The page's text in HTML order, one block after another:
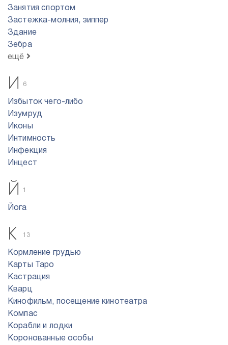
Занятия спортом
Застежка-молния, зиппер
Здание
Зебра
ещё
И 6
Избыток чего-либо
Изумруд
Иконы
Интимность
Инфекция
Инцест
Й 1
Йога
К 13
Кормление грудью
Карты Таро
Кастрация
Кварц
Кинофильм, посещение кинотеатра
Компас
Корабли и лодки
Коронованные особы